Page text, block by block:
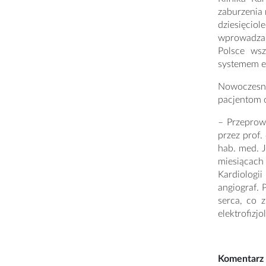
zaburzenia
Polsce
systemem
pacjentom
–
przez prof.
hab. med.
angiograf.
serca, co